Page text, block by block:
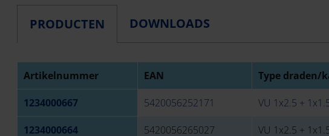
PRODUCTEN DOWNLOADS
Artikelnummer EAN Type draden/
1234000667 5420056252171 VU 1x2.5 +
1234000664 5420056265027 VU 1x2.5 +